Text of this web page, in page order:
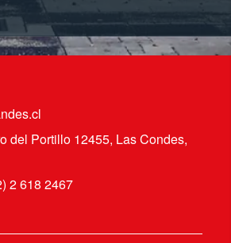
del Portillo 12455, Las Condes,
2 618 2467